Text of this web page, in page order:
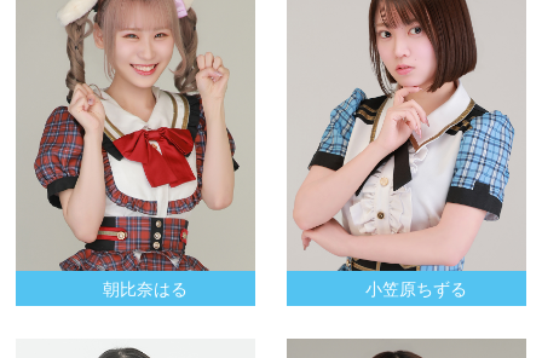
朝比奈はる 小笠原ちずる